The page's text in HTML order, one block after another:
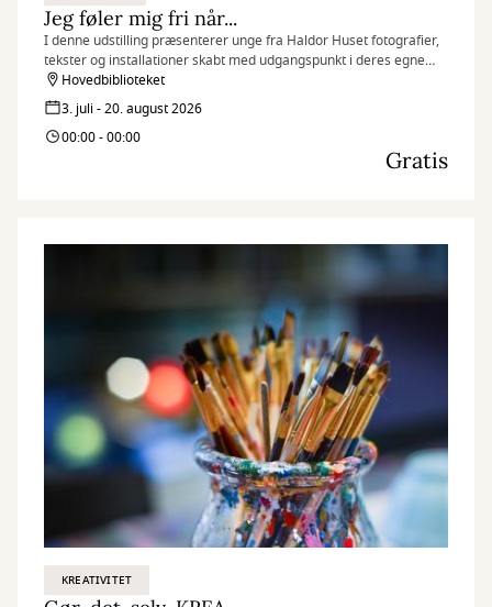
Jeg føler mig fri når...
I denne udstilling præsenterer unge fra Haldor Huset fotografier,
tekster og installationer skabt med udgangspunkt i deres egne
erfaringer, drømme og perspektiver.
Hovedbiblioteket
3. juli - 20. august 2026
00:00 - 00:00
Gratis
KREATIVITET